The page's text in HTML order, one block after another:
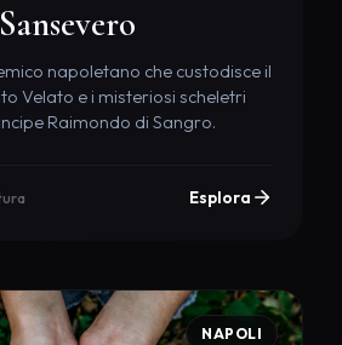
napoletano che custodisce il
Velato e i misteriosi scheletri
Raimondo di Sangro.
Esplora
NAPOLI